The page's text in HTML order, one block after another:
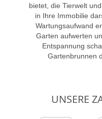
bietet, die Tierwelt
in Ihre Immobilie
Wartungsaufwand
Garten aufwerten
Entspannung
Gartenbrunnen
UNSERE